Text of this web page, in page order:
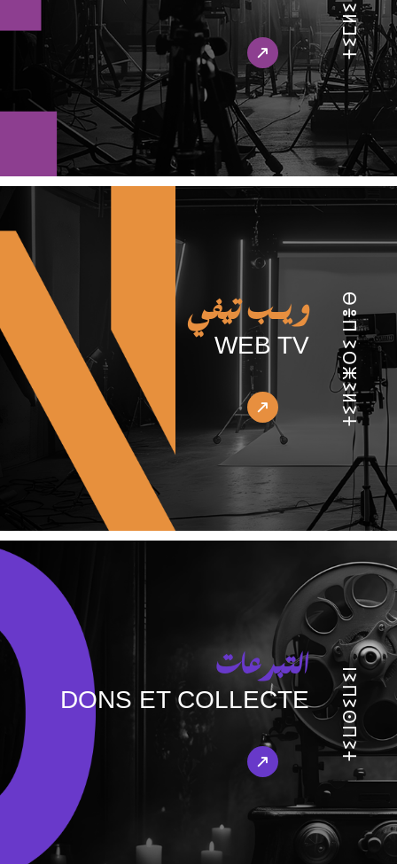
ويـب تيفي
WEB TV ⵜⵉⵍⵉⵥⵔⵉ ⵡⴻⴱ
التبرعات
DONS ET COLLECTE ⵜⵉⵡⵙⵉⵡⵉⵏ